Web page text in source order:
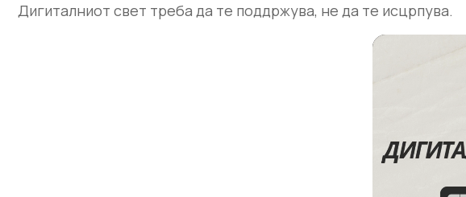
Дигиталниот свет треба да те поддржува, не да те исцрпува.